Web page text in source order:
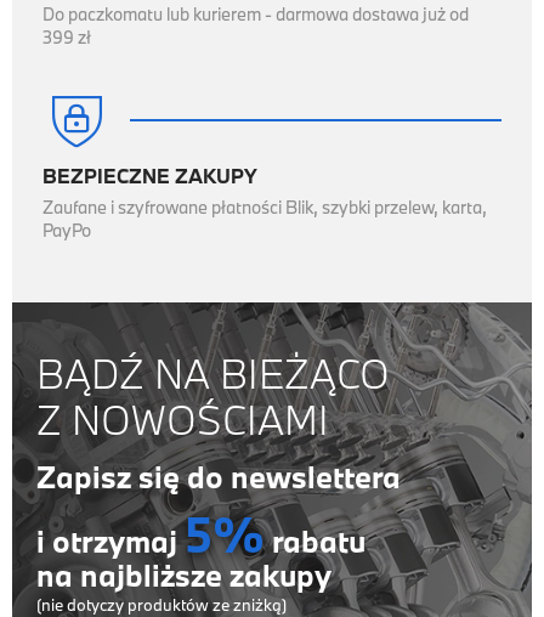
Do paczkomatu lub kurierem - darmowa dostawa już od
399 zł

BEZPIECZNE ZAKUPY
Zaufane i szyfrowane płatności Blik, szybki przelew, karta,
PayPo
BĄDŹ NA BIEŻĄCO
Z NOWOŚCIAMI
Zapisz się do newslettera
i otrzymaj5%rabatu
na najbliższe zakupy
(nie dotyczy produktów ze zniżką)